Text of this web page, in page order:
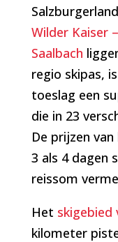
Wilder Kaiser
Saalbach
regio skipas,
toeslag een
die in 23
De prijzen
3 als 4 dagen
reissom
Het skigebied
kilometer